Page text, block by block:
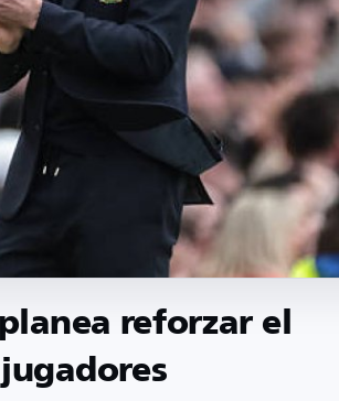
reforzar el